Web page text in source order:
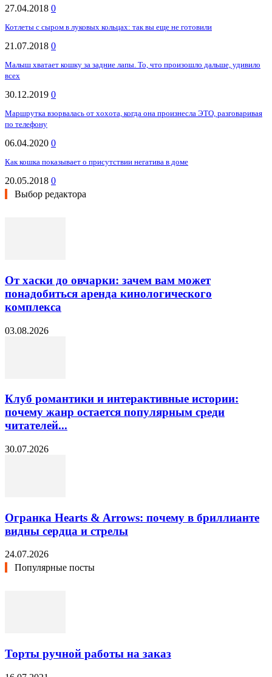
27.04.2018 0
Котлеты с сыром в луковых кольцах: так вы еще не готовили
21.07.2018 0
Малыш хватает кошку за задние лапы. То, что произошло дальше, удивило
всех
30.12.2019 0
Маршрутка взорвалась от хохота, когда она произнесла ЭТО, разговаривая
по телефону
06.04.2020 0
Как кошка показывает о присутствии негатива в доме
20.05.2018 0
Выбор редактора
От хаски до овчарки: зачем вам может
понадобиться аренда кинологического
комплекса
03.08.2026
Клуб романтики и интерактивные истории:
почему жанр остается популярным среди
читателей...
30.07.2026
Огранка Hearts & Arrows: почему в бриллианте
видны сердца и стрелы
24.07.2026
Популярные посты
Торты ручной работы на заказ